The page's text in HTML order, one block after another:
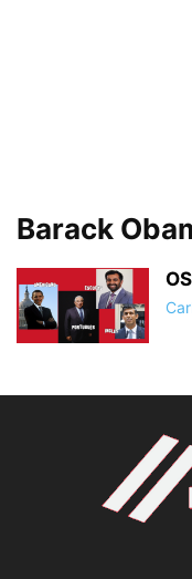
Barack